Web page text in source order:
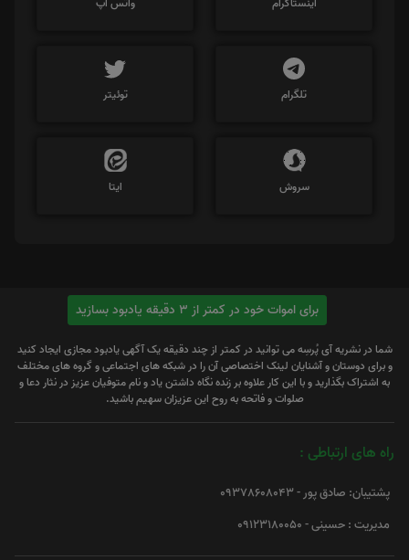
تلگرام توئیتر
سروش ایتا
برای اموات خود در کمتر از 3 دقیقه یادبود بسازید
شما در نشریه آی پُرسِه می توانید در کمتر از چند دقیقه یک آگهی یادبود مجازی ایجاد کنید
و برای دوستان و آشنایان لینک اختصاصی آن را در شبکه های اجتماعی و گروه های مختلف
به اشتراک بگذارید و با این کار علاوه بر زنده نگاه داشتن یاد و نام متوفیان عزیز در نثار دعا و
صلوات و فاتحه به روح این عزیزان سهیم باشید.
راه های ارتباطی :
پشتیبان: صادق پور - 09378608043
مدیریت : حسینی - 09123180050